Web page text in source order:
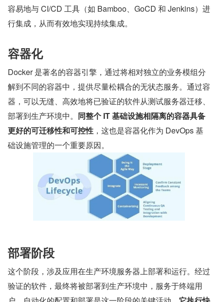
容易地与 CI/CD 工具（如 Bamboo、GoCD 和 Jenkins）进
行集成，从而有效地实现持续集成。
容器化
Docker 是著名的容器引擎，通过将相对独立的业务模组分
解到不同的容器中，提供尽量松耦合的无状态服务。通过容
器，可以无缝、高效地将已验证的软件从测试服务器迁移、
部署到生产环境中。 同整个 IT 基础设施相隔离的容器具备
更好的可迁移性和可控性 ，这也是容器化作为 DevOps 基
础设施管理的一个重要原因。
部署阶段
这个阶段，涉及应用在生产环境服务器上部署和运行。经过
验证的软件，最终将被部署到生产环境中，服务于终端用